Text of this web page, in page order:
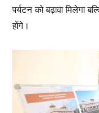
पर्यटन को बढ़ावा मिलेगा
होंगे।